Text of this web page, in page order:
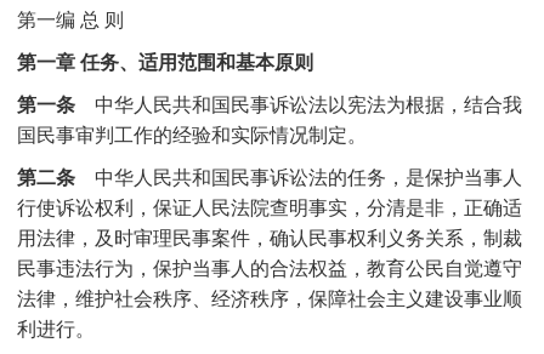
第一编 总 则
第一章 任务、适用范围和基本原则
第一条 中华人民共和国民事诉讼法以宪法为根据，结合我
国民事审判工作的经验和实际情况制定。
第二条 中华人民共和国民事诉讼法的任务，是保护当事人
行使诉讼权利，保证人民法院查明事实，分清是非，正确适
用法律，及时审理民事案件，确认民事权利义务关系，制裁
民事违法行为，保护当事人的合法权益，教育公民自觉遵守
法律，维护社会秩序、经济秩序，保障社会主义建设事业顺
利进行。